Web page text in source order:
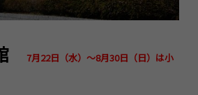
7月22日（水）～8月30日（日）は小